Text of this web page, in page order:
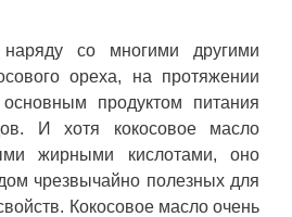
со многими другими
ореха, на протяжении
продуктом питания
И хотя кокосовое масло
жирными кислотами, оно
чрезвычайно полезных для
Кокосовое масло очень